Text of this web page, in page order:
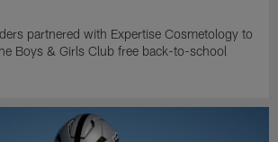
partnered with Expertise Cosmetology to
Boys & Girls Club free back-to-school